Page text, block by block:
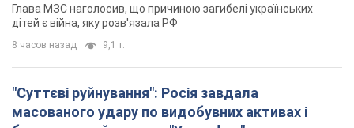
Глава МЗС наголосив, що причиною загибелі українських
дітей є війна, яку розв'язала РФ
8 часов назад 9,1 т.
"Суттєві руйнування": Росія завдала
масованого удару по видобувних активах і